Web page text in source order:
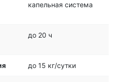
капельная система
до 20 ч
до 15 кг/cутки